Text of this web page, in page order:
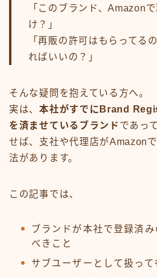
「このブランド、Amazon
け？」
「再販の許可はもらってる
ればいいの？」
そんな疑問を抱えている方へ。
実は、本社がすでにBrand
を済ませているブランド であっ
せば、支社や代理店がAmazon
法があります。
この記事では、
ブランドが本社で登録済
べきこと
サブユーザーとして扱って